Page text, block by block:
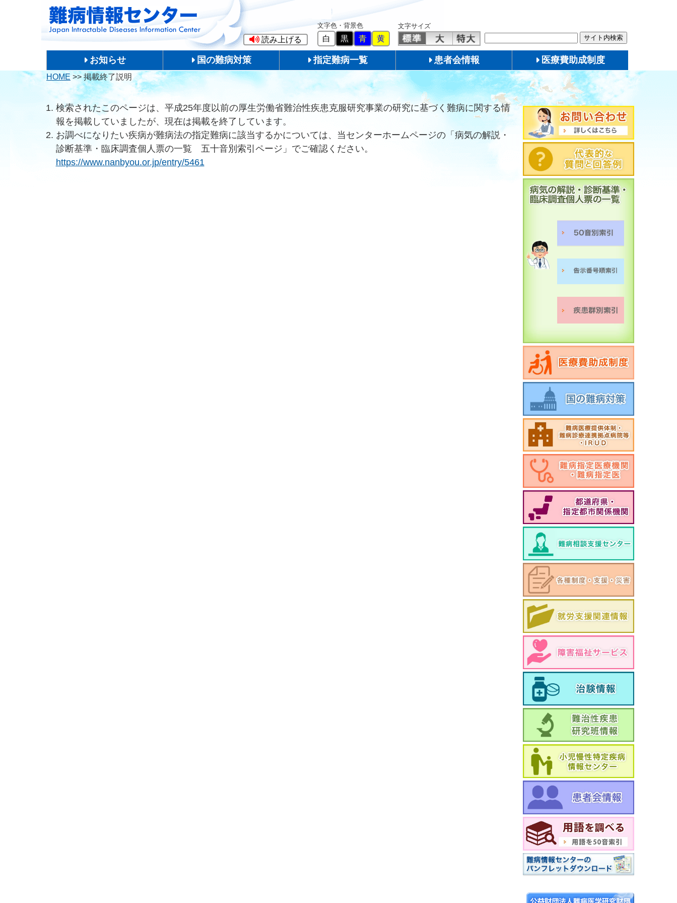
文字サイズ
文字色・背景色
白 黒 青 黄
読み上げる
お知らせ 国の難病対策 指定難病一覧 患者会情報 医療費助成制度
HOME>>掲載終了説明
検索されたこのページは、平成25年度以前の厚生労働省難治性疾患克服研究事業の研究に基づく難病に関する情
報を掲載していましたが、現在は掲載を終了しています。
お調べになりたい疾病が難病法の指定難病に該当するかについては、当センターホームページの「病気の解説・
診断基準・臨床調査個人票の一覧 五十音別索引ページ」でご確認ください。
https://www.nanbyou.or.jp/entry/5461